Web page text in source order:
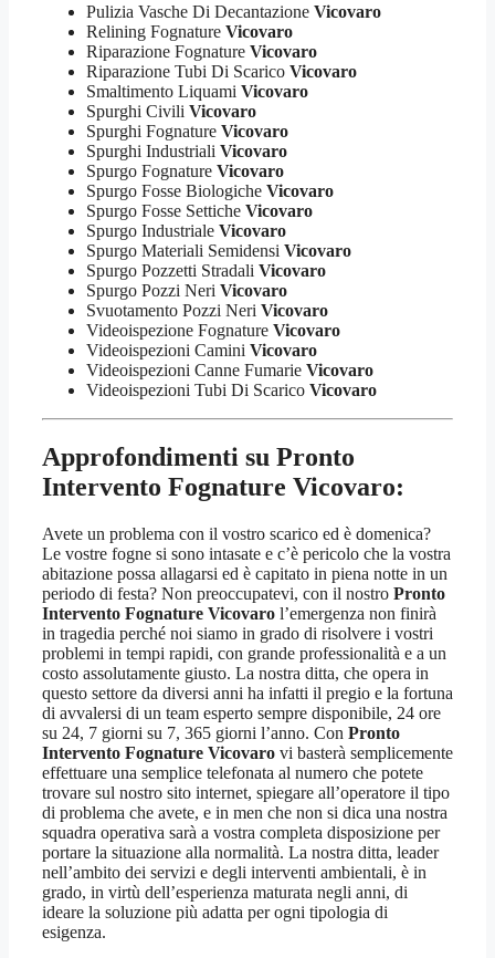
Pulizia Vasche Di Decantazione Vicovaro
Relining Fognature Vicovaro
Riparazione Fognature Vicovaro
Riparazione Tubi Di Scarico Vicovaro
Smaltimento Liquami Vicovaro
Spurghi Civili Vicovaro
Spurghi Fognature Vicovaro
Spurghi Industriali Vicovaro
Spurgo Fognature Vicovaro
Spurgo Fosse Biologiche Vicovaro
Spurgo Fosse Settiche Vicovaro
Spurgo Industriale Vicovaro
Spurgo Materiali Semidensi Vicovaro
Spurgo Pozzetti Stradali Vicovaro
Spurgo Pozzi Neri Vicovaro
Svuotamento Pozzi Neri Vicovaro
Videoispezione Fognature Vicovaro
Videoispezioni Camini Vicovaro
Videoispezioni Canne Fumarie Vicovaro
Videoispezioni Tubi Di Scarico Vicovaro
Approfondimenti su Pronto
Intervento Fognature Vicovaro:
Avete un problema con il vostro scarico ed è domenica?
Le vostre fogne si sono intasate e c’è pericolo che la vostra
abitazione possa allagarsi ed è capitato in piena notte in un
periodo di festa? Non preoccupatevi, con il nostro Pronto
Intervento Fognature Vicovaro l’emergenza non finirà
in tragedia perché noi siamo in grado di risolvere i vostri
problemi in tempi rapidi, con grande professionalità e a un
costo assolutamente giusto. La nostra ditta, che opera in
questo settore da diversi anni ha infatti il pregio e la fortuna
di avvalersi di un team esperto sempre disponibile, 24 ore
su 24, 7 giorni su 7, 365 giorni l’anno. Con Pronto
Intervento Fognature Vicovaro vi basterà semplicemente
effettuare una semplice telefonata al numero che potete
trovare sul nostro sito internet, spiegare all’operatore il tipo
di problema che avete, e in men che non si dica una nostra
squadra operativa sarà a vostra completa disposizione per
portare la situazione alla normalità. La nostra ditta, leader
nell’ambito dei servizi e degli interventi ambientali, è in
grado, in virtù dell’esperienza maturata negli anni, di
ideare la soluzione più adatta per ogni tipologia di
esigenza.